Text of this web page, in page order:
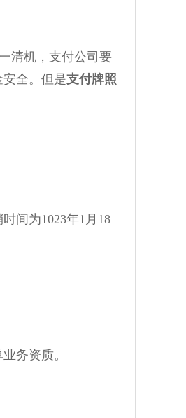
清机，支付公司要
全。但是支付牌照
间为1023年1月18
务资质。